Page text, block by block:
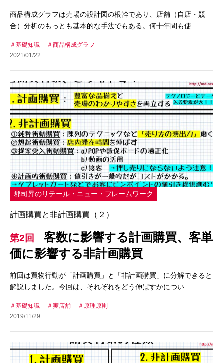
商品構成グラフは売場の設計図の根幹であり、店舗（自店・競
合）分析のもっとも基本的な手法でもある。何十年間も使…
基礎知識
商品構成グラフ
2021/01/22
郡司昇のリテール・ニュー・フレームワーク
計画購買と非計画購買（２）
第2回
客数に影響する計画購買、客単
価に影響する非計画購買
前回は買物行動が「計画購買」と「非計画購買」に分解できると
解説しました。今回は、それぞれをどう伸ばすかについ…
基礎知識 実店舗
原理原則
2019/11/29